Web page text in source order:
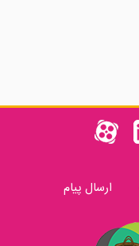
ارسال پیام